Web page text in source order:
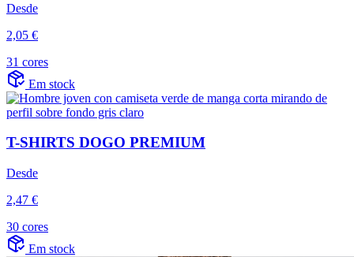
Desde
2,05 €
31 cores
Em stock
T-SHIRTS DOGO PREMIUM
Desde
2,47 €
30 cores
Em stock